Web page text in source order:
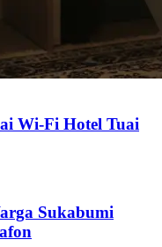
Wi-Fi Hotel Tuai
Sukabumi